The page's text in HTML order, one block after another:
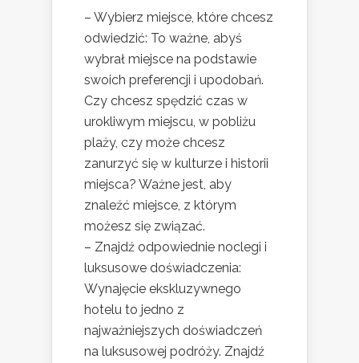
– Wybierz miejsce, które chcesz
odwiedzić: To ważne, abyś
wybrał miejsce na podstawie
swoich preferencji i upodobań.
Czy chcesz spędzić czas w
urokliwym miejscu, w pobliżu
plaży, czy może chcesz
zanurzyć się w kulturze i historii
miejsca? Ważne jest, aby
znaleźć miejsce, z którym
możesz się związać.
– Znajdź odpowiednie noclegi i
luksusowe doświadczenia:
Wynajęcie ekskluzywnego
hotelu to jedno z
najważniejszych doświadczeń
na luksusowej podróży. Znajdź